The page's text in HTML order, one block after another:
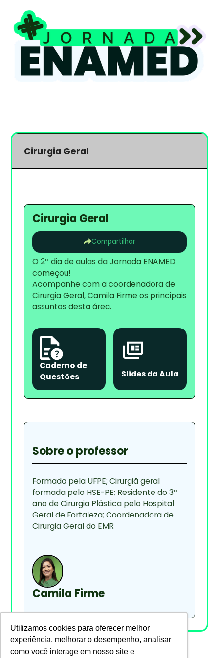
Utilizamos cookies para oferecer melhor
experiência, melhorar o desempenho, analisar
como você interage em nosso site e
Cirurgia Geral
Cirurgia Geral
Compartilhar
O 2º dia de aulas da Jornada ENAMED
começou!
Acompanhe com a coordenadora de
Cirurgia Geral, Camila Firme os principais
assuntos desta área.
Caderno de
Questões
Slides da Aula
Sobre o professor
Formada pela UFPE; Cirurgiã geral
formada pelo HSE-PE; Residente do 3º
ano de Cirurgia Plástica pelo Hospital
Geral de Fortaleza; Coordenadora de
Cirurgia Geral do EMR
Camila Firme